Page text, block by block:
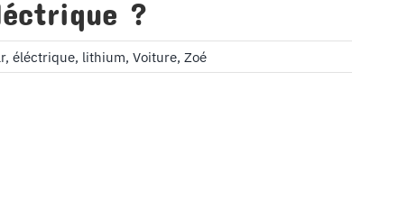
?
, éléctrique, lithium, Voiture, Zoé